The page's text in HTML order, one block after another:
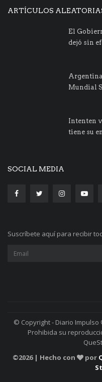
ARTÍCULOS
El
dejó sin
Mundial
Intenten
tiene su
SOCIAL MEDIA
Suscríbete aquí para recibir
© Copyright - Diario
Prohibida su
©2026 | Hecho con por